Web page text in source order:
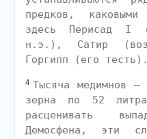
предков,
здесь Перисад I
н.э.), Сатир
Горгипп (его тесть).
4 Тысяча медимнов
зерна по 52
расценивать
Демосфена, эти